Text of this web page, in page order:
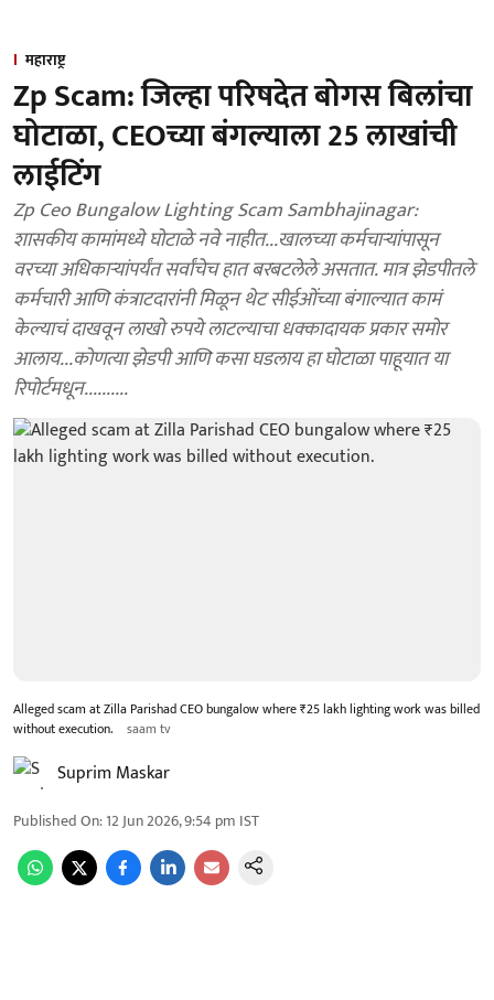
महाराष्ट्र
Zp Scam: जिल्हा परिषदेत बोगस बिलांचा
घोटाळा, CEOच्या बंगल्याला 25 लाखांची
लाईटिंग
Zp Ceo Bungalow Lighting Scam Sambhajinagar:
शासकीय कामांमध्ये घोटाळे नवे नाहीत...खालच्या कर्मचाऱ्यांपासून
वरच्या अधिकाऱ्यांपर्यंत सर्वांचेच हात बरबटलेले असतात. मात्र झेडपीतले
कर्मचारी आणि कंत्राटदारांनी मिळून थेट सीईओंच्या बंगाल्यात कामं
केल्याचं दाखवून लाखो रुपये लाटल्याचा धक्कादायक प्रकार समोर
आलाय...कोणत्या झेडपी आणि कसा घडलाय हा घोटाळा पाहूयात या
रिपोर्टमधून..........
Alleged scam at Zilla Parishad CEO bungalow where ₹25 lakh lighting work was billed
without execution.
saam tv
Suprim Maskar
Published On:12 Jun 2026, 9:54 pm IST